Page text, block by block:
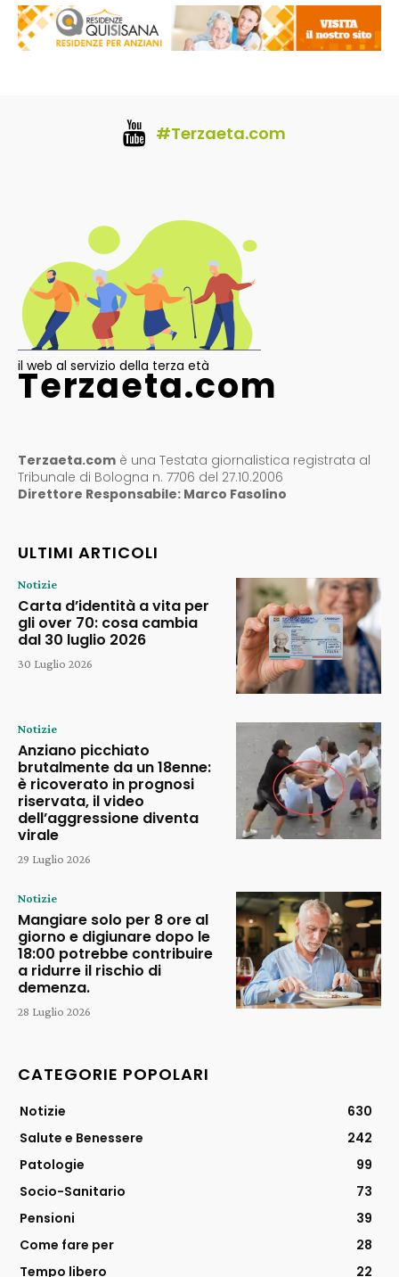
#Terzaeta.com
il web al servizio della terza età
Terzaeta.com
Terzaeta.com è una Testata giornalistica registrata al
Tribunale di Bologna n. 7706 del 27.10.2006
Direttore Responsabile: Marco Fasolino
ULTIMI ARTICOLI
Notizie
Carta d’identità a vita per
gli over 70: cosa cambia
dal 30 luglio 2026
30 Luglio 2026
Notizie
Anziano picchiato
brutalmente da un 18enne:
è ricoverato in prognosi
riservata, il video
dell’aggressione diventa
virale
29 Luglio 2026
Notizie
Mangiare solo per 8 ore al
giorno e digiunare dopo le
18:00 potrebbe contribuire
a ridurre il rischio di
demenza.
28 Luglio 2026
CATEGORIE POPOLARI
Notizie
630
Salute e Benessere
242
Patologie
99
Socio-Sanitario
73
Pensioni
39
Come fare per
28
Tempo libero
22